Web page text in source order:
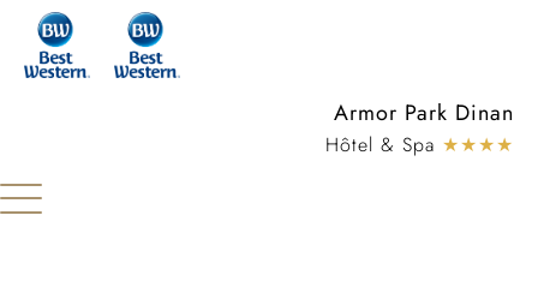
Armor Park Dinan
Hôtel & Spa ★★★★
Panneau de gestion des cookies